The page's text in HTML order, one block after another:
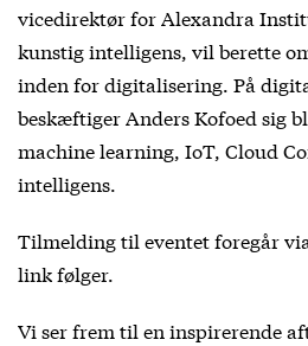
vicedirektør for Alexandra
kunstig intelligens, vil berette
inden for digitalisering. På
beskæftiger Anders Kofoed sig
machine learning, IoT, Cloud
intelligens.
Tilmelding til eventet foregår
link følger.
Vi ser frem til en inspirerende